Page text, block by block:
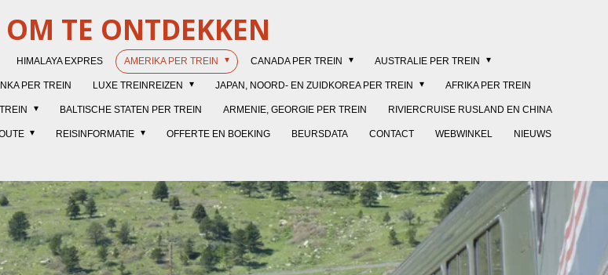
TE ONTDEKKEN
HIMALAYA EXPRES AMERIKA PER TREIN CANADA PER TREIN AUSTRALIE PER TREIN
PER TREIN LUXE TREINREIZEN JAPAN, NOORD- EN ZUIDKOREA PER TREIN AFRIKA PER TREIN
BALTISCHE STATEN PER TREIN ARMENIE, GEORGIE PER TREIN RIVIERCRUISE RUSLAND EN CHINA
REISINFORMATIE OFFERTE EN BOEKING BEURSDATA CONTACT WEBWINKEL NIEUWS